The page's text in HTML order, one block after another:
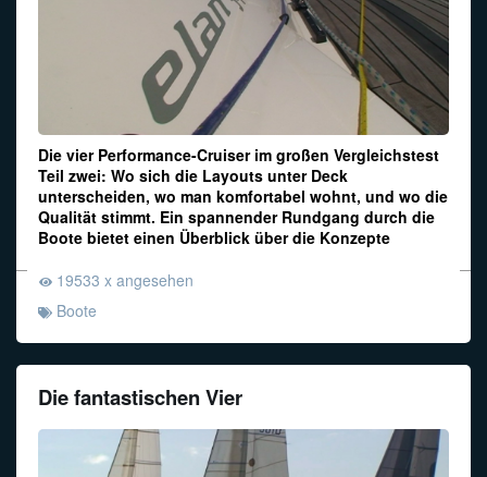
Die vier Performance-Cruiser im großen Vergleichstest
Teil zwei: Wo sich die Layouts unter Deck
unterscheiden, wo man komfortabel wohnt, und wo die
Qualität stimmt. Ein spannender Rundgang durch die
Boote bietet einen Überblick über die Konzepte
19533 x angesehen
Boote
Die fantastischen Vier